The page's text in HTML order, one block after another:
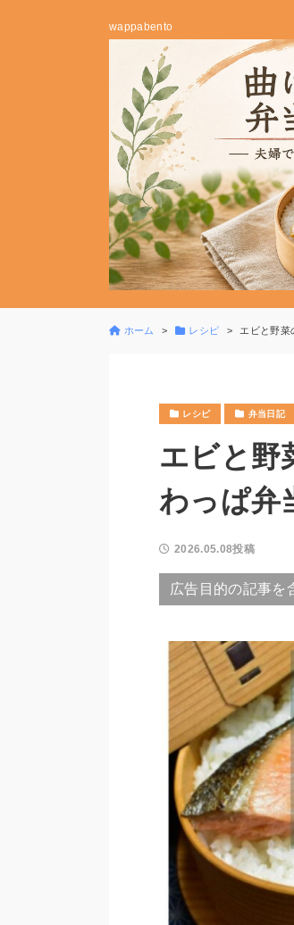
wappabento
ホーム レシピ エビと野菜
レシピ 弁当日記
エビと野
わっぱ弁
2026.05.08投稿
広告目的の記事を